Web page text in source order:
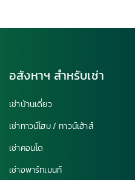
อสังหาฯ สำหรับเช่า
เช่าบ้านเดี่ยว
เช่าทาวน์โฮม / ทาวน์เฮ้าส์
เช่าคอนโด
เช่าอพาร์ทเมนท์